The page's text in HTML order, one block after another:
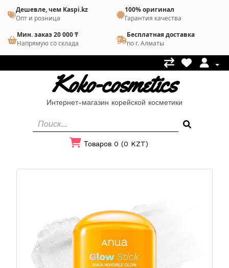
Дешевле, чем Kaspi.kz
Опт и розница
100% оригинал
Гарантия качества
Мин. заказ 20 000 ₸
Напрямую со склада
Бесплатная доставка
по г. Алматы
Koko-cosmetics
Интернет-магазин корейской косметики
Товаров 0 (0 KZT)